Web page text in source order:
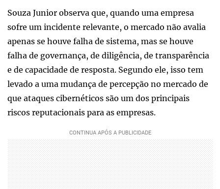
Souza Junior observa que, quando uma empresa
sofre um incidente relevante, o mercado não avalia
apenas se houve falha de sistema, mas se houve
falha de governança, de diligência, de transparência
e de capacidade de resposta. Segundo ele, isso tem
levado a uma mudança de percepção no mercado de
que ataques cibernéticos são um dos principais
riscos reputacionais para as empresas.